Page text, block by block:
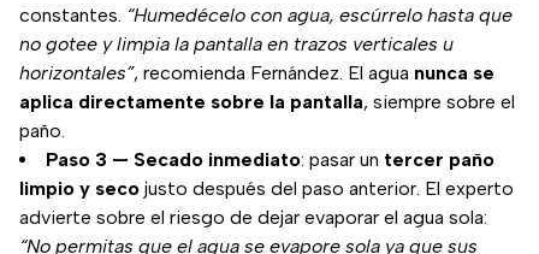
constantes. “Humedécelo con agua, escúrrelo hasta que
no gotee y limpia la pantalla en trazos verticales u
horizontales”, recomienda Fernández. El agua nunca se
aplica directamente sobre la pantalla, siempre sobre el
paño.
Paso 3 — Secado inmediato: pasar un tercer paño
limpio y seco justo después del paso anterior. El experto
advierte sobre el riesgo de dejar evaporar el agua sola:
“No permitas que el agua se evapore sola ya que sus